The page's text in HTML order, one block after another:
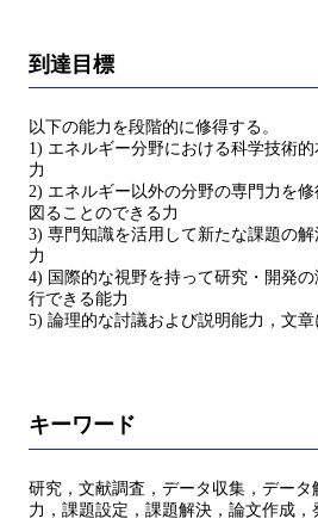
到達目標
以下の能力を段階的に修得する。
1) エネルギー分野における科学技術
力
2) エネルギー以外の分野の専門力を
図ることのできる力
3) 専門知識を活用して新たな課題の
力
4) 国際的な視野を持って研究・開発
行できる能力
5) 論理的な討議および説明能力，文
キーワード
研究，文献調査，データ収集，デー
力，課題設定，課題解決，論文作成，